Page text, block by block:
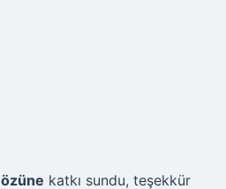
özüne katkı sundu, teşekkür